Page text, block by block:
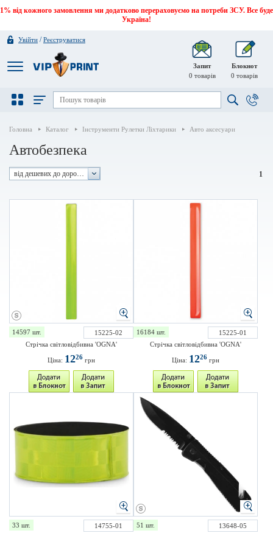
1% від кожного замовлення ми додатково перераховуємо на потреби ЗСУ. Все буде
Україна!
Увійти /Реєструватися
Запит
0 товарів
Блокнот
0 товарів
Головна Каталог Інструменти Рулетки Ліхтарики Авто аксесуари
Автобезпека
від дешевих до дорогих 1
14597 шт.
15225-02
Стрічка світловідбивна 'OGNA'
Ціна: 1226 грн
16184 шт.
15225-01
Стрічка світловідбивна 'OGNA'
Ціна: 1226 грн
33 шт.
14755-01
51 шт.
13648-05